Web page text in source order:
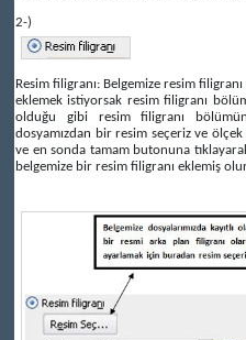
2-)
Resim filigranı: Belgemize resim
eklemek istiyorsak resim filigranı
olduğu gibi resim filigranı
dosyamızdan bir resim seçeriz ve
ve en sonda tamam butonuna
belgemize bir resim filigranı eklemiş